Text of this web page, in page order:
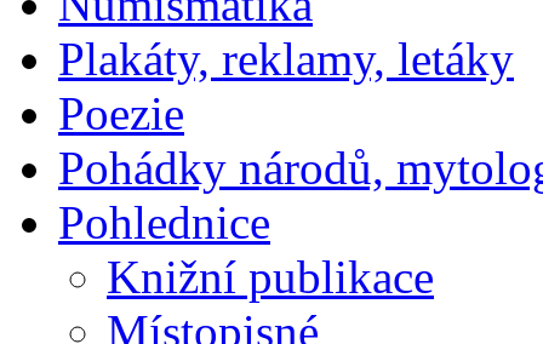
Plakáty, reklamy, letáky
Poezie
Pohádky národů,
Pohlednice
Knižní publikace
Místopisné